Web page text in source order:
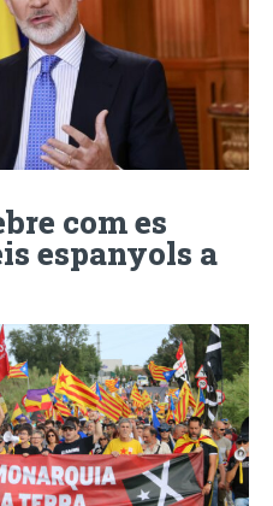
com es
espanyols a